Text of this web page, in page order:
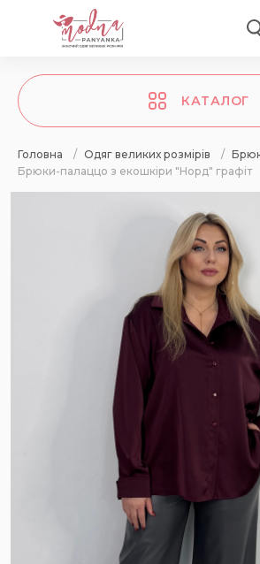
КАТАЛОГ
Головна / Одяг великих розмірів /
Брюки-палаццо з екошкіри "Норд" графіт